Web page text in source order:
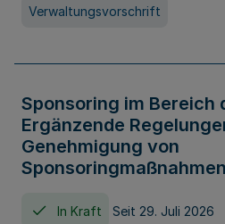
Verwaltungsvorschrift
Sponsoring im Bereich
Ergänzende
Genehmigung von
Sponsoringmaßnahmen
In Kraft Seit 29. Juli 2026